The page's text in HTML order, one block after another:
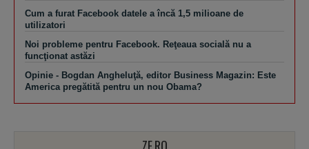
Cum a furat Facebook datele a încă 1,5 milioane de
utilizatori
Noi probleme pentru Facebook. Reţeaua socială nu a
funcţionat astăzi
Opinie - Bogdan Angheluţă, editor Business Magazin: Este
America pregătită pentru un nou Obama?